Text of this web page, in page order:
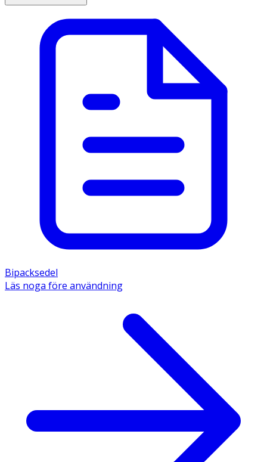
Bipacksedel
Läs noga före användning